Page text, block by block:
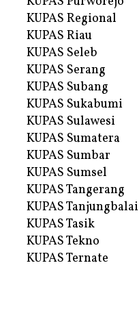
KUPAS Regional
KUPAS Riau
KUPAS Seleb
KUPAS Serang
KUPAS Subang
KUPAS Sukabumi
KUPAS Sulawesi
KUPAS Sumatera
KUPAS Sumbar
KUPAS Sumsel
KUPAS Tangerang
KUPAS Tanjungbalai
KUPAS Tasik
KUPAS Tekno
KUPAS Ternate